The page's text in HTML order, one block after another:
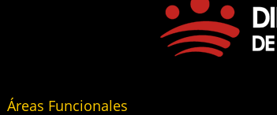
Áreas Funcionales